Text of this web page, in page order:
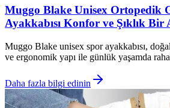
Muggo Blake Unisex Ortopedik
Ayakkabısı Konfor ve Şıklık Bir
Muggo Blake unisex spor ayakkabısı,
ve ergonomik yapı ile günlük yaşamda
Daha fazla bilgi edinin